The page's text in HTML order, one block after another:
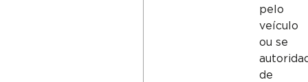
pelo
veículo
ou se
de